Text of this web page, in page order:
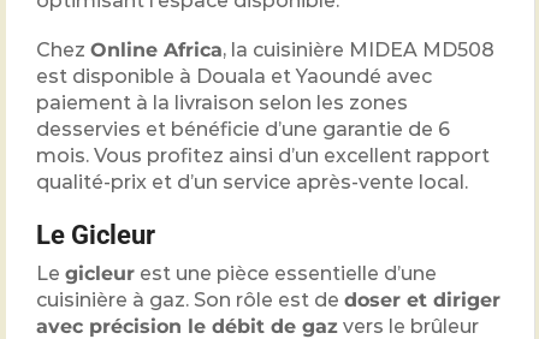
Chez Online Africa, la cuisinière MIDEA MD508
est disponible à Douala et Yaoundé avec
paiement à la livraison selon les zones
desservies et bénéficie d’une garantie de 6
mois. Vous profitez ainsi d’un excellent rapport
qualité-prix et d’un service après-vente local.
Le Gicleur
Le gicleur est une pièce essentielle d’une
cuisinière à gaz. Son rôle est de doser et diriger
avec précision le débit de gaz vers le brûleur